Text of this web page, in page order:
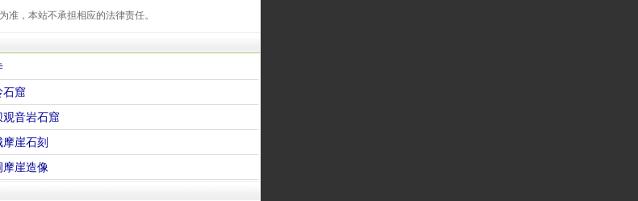
，本站不承担相应的法律责任。
石窟
观音岩石窟
崖石刻
摩崖造像